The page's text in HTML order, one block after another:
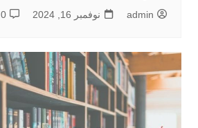
admin نوفمبر 16, 2024 0